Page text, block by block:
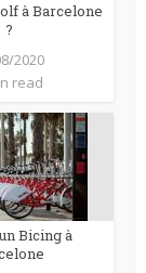
à Barcelone
?
2020
read
Bicing à